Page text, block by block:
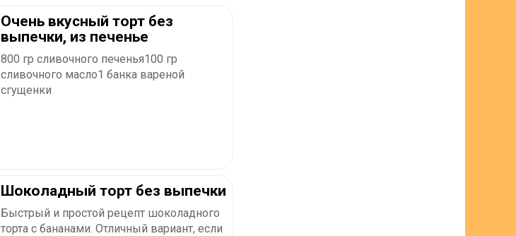
Очень вкусный торт без
выпечки, из печенье
800 гр сливочного печенья100 гр
сливочного масло1 банка вареной
сгущенки
Шоколадный торт без выпечки
Быстрый и простой рецепт шоколадного
торта с бананами. Отличный вариант, если